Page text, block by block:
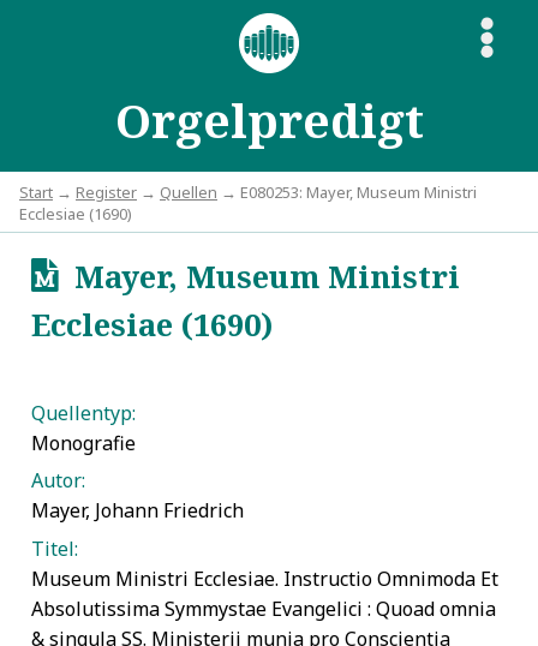
Orgelpredigt
S
Start → Register → Quellen → E080253: Mayer, Museum Ministri
Ecclesiae (1690)
uMayer, Museum Ministri
Ecclesiae (1690)
Quellentyp:
Monografie
Autor:
Mayer, Johann Friedrich
Titel:
Museum Ministri Ecclesiae. Instructio Omnimoda Et
Absolutissima Symmystae Evangelici : Quoad omnia
& singula SS. Ministerii munia pro Conscientia